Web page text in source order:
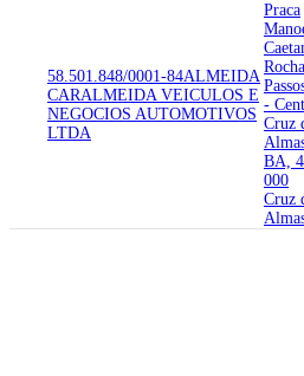
58.501.848/0001-84ALMEIDA
CARALMEIDA VEICULOS E
NEGOCIOS AUTOMOTIVOS
LTDA
Praca
Rocha
-
Cruz
BA,
000
Cruz